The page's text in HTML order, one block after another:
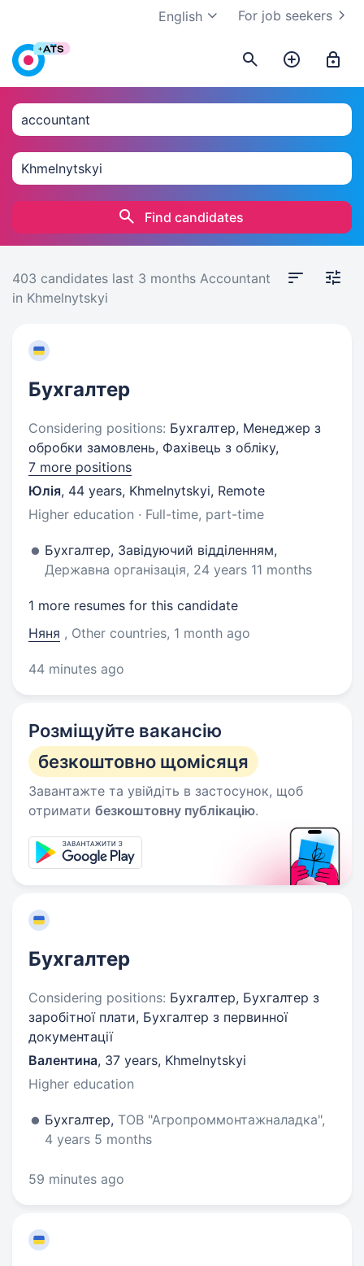
For job seekers
English
Find candidates
403 candidates last 3 months Accountant
in Khmelnytskyi
Бухгалтер
Considering positions: Бухгалтер, Менеджер з
обробки замовлень, Фахівець з обліку,
7 more positions
Юлія, 44 years, Khmelnytskyi, Remote
Higher education · Full-time, part-time
Бухгалтер, Завідуючий відділенням,
Державна організація, 24 years 11 months
1 more resumes for this candidate
Няня , Other countries, 1 month ago
44 minutes ago
Розміщуйте вакансію
безкоштовно щомісяця
Завантажте та увійдіть в застосунок, щоб
отримати безкоштовну публікацію.
Бухгалтер
Considering positions: Бухгалтер, Бухгалтер з
заробітної плати, Бухгалтер з первинної
документації
Валентина, 37 years, Khmelnytskyi
Higher education
Бухгалтер, ТОВ "Агропроммонтажналадка",
4 years 5 months
59 minutes ago